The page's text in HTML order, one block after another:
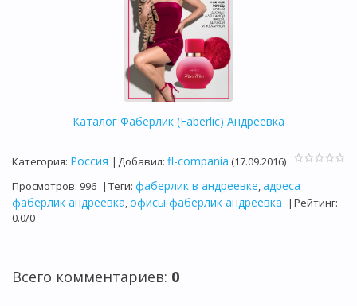
Каталог Фаберлик (Faberlic) Андреевка
Категория: Россия | Добавил: fl-compania (17.09.2016)
Просмотров: 996 | Теги: фаберлик в андреевке,адреса
фаберлик андреевка,офисы фаберлик андреевка | Рейтинг:
0.0/0
Всего комментариев: 0